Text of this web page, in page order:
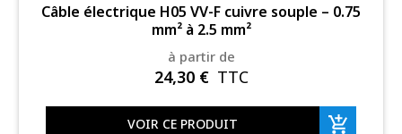
Câble électrique H05 VV-F cuivre souple – 0.75
mm² à 2.5 mm²
à partir de
24,30 € TTC
VOIR CE PRODUIT